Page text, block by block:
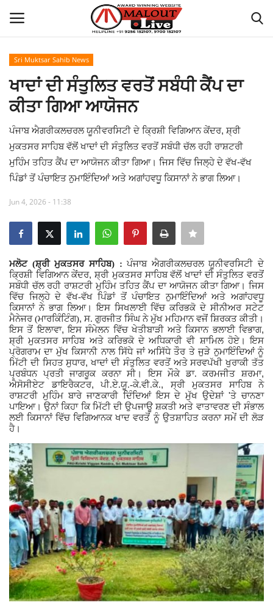
Home
About Us
How to Reach Malout
Privacy Policy
Malout News
History of Malout
Giddarbaha
Railway Time Table
Lambi
Sri Muktsar Sahib News
Punjab
Life & Style
Important
Contact Us
Sri Muktsar Sahib News
ਖਾਦਾਂ ਦੀ ਸੰਤੁਲਿਤ ਵਰਤੋਂ ਸਬੰਧੀ ਕੈਂਪ ਦਾ
ਕੀਤਾ ਗਿਆ ਆਯੋਜਨ
ਪੰਜਾਬ ਐਗਰੀਕਲਚਰਲ ਯੂਨੀਵਰਸਿਟੀ ਦੇ ਕ੍ਰਿਸ਼ੀ ਵਿਗਿਆਨ ਕੇਂਦਰ, ਸ਼੍ਰੀ
ਮੁਕਤਸਰ ਸਾਹਿਬ ਵੱਲੋਂ ਖਾਦਾਂ ਦੀ ਸੰਤੁਲਿਤ ਵਰਤੋਂ ਸਬੰਧੀ ਚੱਲ ਰਹੀ ਰਾਸ਼ਟਰੀ
ਮੁਹਿੰਮ ਤਹਿਤ ਕੈਂਪ ਦਾ ਆਯੋਜਨ ਕੀਤਾ ਗਿਆ। ਜਿਸ ਵਿੱਚ ਜਿਲ੍ਹੇ ਦੇ ਵੱਖ-ਵੱਖ
ਪਿੰਡਾਂ ਤੋਂ ਪੰਚਾਇਤ ਨੁਮਾਇੰਦਿਆਂ ਅਤੇ ਅਗਾਂਹਵਧੂ ਕਿਸਾਨਾਂ ਨੇ ਭਾਗ ਲਿਆ।
Jun 4, 2026 - 11:38
ਮਲੋਟ (ਸ਼੍ਰੀ ਮੁਕਤਸਰ ਸਾਹਿਬ) : ਪੰਜਾਬ ਐਗਰੀਕਲਚਰਲ ਯੂਨੀਵਰਸਿਟੀ ਦੇ
ਕ੍ਰਿਸ਼ੀ ਵਿਗਿਆਨ ਕੇਂਦਰ,ਸ਼੍ਰੀ ਮੁਕਤਸਰ ਸਾਹਿਬ ਵੱਲੋਂ ਖਾਦਾਂ ਦੀ ਸੰਤੁਲਿਤ ਵਰਤੋਂ
ਸਬੰਧੀ ਚੱਲ ਰਹੀ ਰਾਸ਼ਟਰੀ ਮੁਹਿੰਮ ਤਹਿਤ ਕੈਂਪ ਦਾ ਆਯੋਜਨ ਕੀਤਾ ਗਿਆ। ਜਿਸ
ਵਿੱਚ ਜਿਲ੍ਹੇ ਦੇ ਵੱਖ-ਵੱਖ ਪਿੰਡਾਂ ਤੋਂ ਪੰਚਾਇਤ ਨੁਮਾਇੰਦਿਆਂ ਅਤੇ ਅਗਾਂਹਵਧੂ
ਕਿਸਾਨਾਂ ਨੇ ਭਾਗ ਲਿਆ। ਇਸ ਸਿਖਲਾਈ ਵਿੱਚ ਕਰਿਭਕੋ ਦੇ ਸੀਨੀਅਰ ਸਟੇਟ
ਮੈਨੇਜਰ (ਮਾਰਕਿੰਟਿੰਗ), ਸ. ਗੁਰਜੀਤ ਸਿੰਘ ਨੇ ਮੁੱਖ ਮਹਿਮਾਨ ਵਜੋਂ ਸ਼ਿਰਕਤ ਕੀਤੀ।
ਇਸ ਤੋਂ ਇਲਾਵਾ,ਇਸ ਸੰਮੇਲਨ ਵਿੱਚ ਖੇਤੀਬਾੜੀ ਅਤੇ ਕਿਸਾਨ ਭਲਾਈ ਵਿਭਾਗ,
ਸ਼੍ਰੀ ਮੁਕਤਸਰ ਸਾਹਿਬ ਅਤੇ ਕਰਿਭਕੋ ਦੇ ਅਧਿਕਾਰੀ ਵੀ ਸ਼ਾਮਿਲ ਹੋਏ। ਇਸ
ਪ੍ਰੋਗਰਾਮ ਦਾ ਮੁੱਖ ਕਿਸਾਨੀ ਨਾਲ ਸਿੱਧੇ ਜਾਂ ਅਸਿੱਧੇ ਤੌਰ ਤੇ ਜੁੜੇ ਨੁਮਾਇੰਦਿਆਂ ਨੂੰ
ਮਿੱਟੀ ਦੀ ਸਿਹਤ ਸੁਧਾਰ,ਖਾਦਾਂ ਦੀ ਸੰਤੁਲਿਤ ਵਰਤੋਂ ਅਤੇ ਸਰਵਪੱਖੀ ਖੁਰਾਕੀ ਤੱਤ
ਪ੍ਰਬੰਧਨ ਪ੍ਰਤੀ ਜਾਗਰੂਕ ਕਰਨਾ ਸੀ। ਇਸ ਮੌਕੇ ਡਾ. ਕਰਮਜੀਤ ਸ਼ਰਮਾ,
ਐਸੋਸੀਏਟ ਡਾਇਰੈਕਟਰ, ਪੀ.ਏ.ਯੂ.-ਕੇ.ਵੀ.ਕੇ., ਸ੍ਰੀ ਮੁਕਤਸਰ ਸਾਹਿਬ ਨੇ
ਰਾਸ਼ਟਰੀ ਮੁਹਿੰਮ ਬਾਰੇ ਜਾਣਕਾਰੀ ਦਿੰਦਿਆਂ ਇਸ ਦੇ ਮੁੱਖ ਉਦੇਸ਼ਾਂ'ਤੇ ਚਾਨਣਾ
ਪਾਇਆ। ਉਨਾਂ ਕਿਹਾ ਕਿ ਮਿੱਟੀ ਦੀ ਉਪਜਾਊ ਸ਼ਕਤੀ ਅਤੇ ਵਾਤਾਵਰਣ ਦੀ ਸੰਭਾਲ
ਲਈ ਕਿਸਾਨਾਂ ਵਿੱਚ ਵਿਗਿਆਨਕ ਖਾਦ ਵਰਤੋਂ ਨੂੰ ਉਤਸ਼ਾਹਿਤ ਕਰਨਾ ਸਮੇਂ ਦੀ ਲੋੜ
ਹੈ।